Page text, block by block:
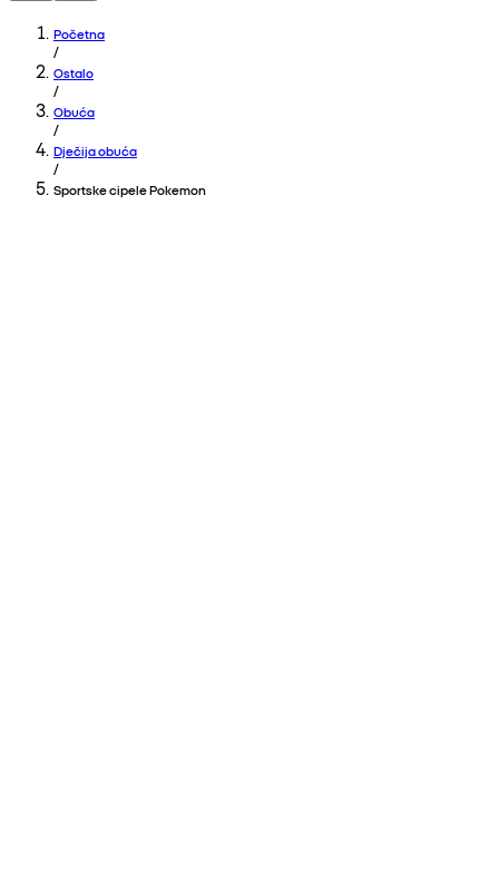
Početna
/
Ostalo
/
Obuća
/
Dječija obuća
/
Sportske cipele Pokemon